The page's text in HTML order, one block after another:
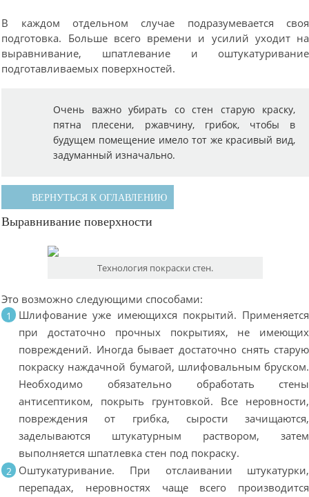
В каждом отдельном случае подразумевается своя
подготовка. Больше всего времени и усилий уходит на
выравнивание, шпатлевание и оштукатуривание
подготавливаемых поверхностей.
Очень важно убирать со стен старую краску,
пятна плесени, ржавчину, грибок, чтобы в
будущем помещение имело тот же красивый вид,
задуманный изначально.
ВЕРНУТЬСЯ К ОГЛАВЛЕНИЮ
Выравнивание поверхности
Технология покраски стен.
Это возможно следующими способами:
Шлифование уже имеющихся покрытий. Применяется
при достаточно прочных покрытиях, не имеющих
повреждений. Иногда бывает достаточно снять старую
покраску наждачной бумагой, шлифовальным бруском.
Необходимо обязательно обработать стены
антисептиком, покрыть грунтовкой. Все неровности,
повреждения от грибка, сырости зачищаются,
заделываются штукатурным раствором, затем
выполняется шпатлевка стен под покраску.
Оштукатуривание. При отслаивании штукатурки,
перепадах, неровностях чаще всего производится